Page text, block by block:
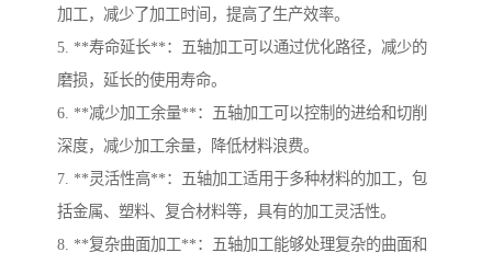
加工，减少了加工时间，提高了生产效率。
5. **寿命延长**：五轴加工可以通过优化路径，减少的
磨损，延长的使用寿命。
6. **减少加工余量**：五轴加工可以控制的进给和切削
深度，减少加工余量，降低材料浪费。
7. **灵活性高**：五轴加工适用于多种材料的加工，包
括金属、塑料、复合材料等，具有的加工灵活性。
8. **复杂曲面加工**：五轴加工能够处理复杂的曲面和